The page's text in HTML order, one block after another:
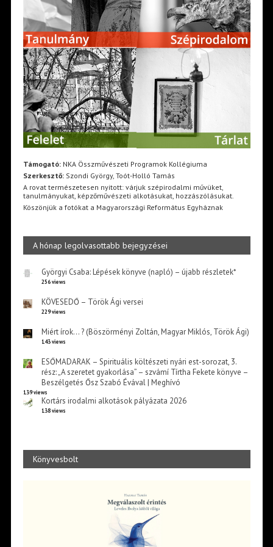
Támogató:NKA Összművészeti Programok Kollégiuma
Szerkesztő:Szondi György, Toót-Holló Tamás
A rovat természetesen nyitott: várjuk szépirodalmi művüket,
tanulmányukat, képzőművészeti alkotásukat, hozzászólásukat.
Köszönjük a fotókat a Magyarországi Református Egyháznak
A hónap legolvasottabb bejegyzései
Györgyi Csaba: Lépések könyve (napló) – újabb részletek*
256 views
KÖVESEDŐ – Török Ági versei
229 views
Miért írok… ? (Böszörményi Zoltán, Magyar Miklós, Török Ági)
143 views
ESŐMADARAK – Spirituális költészeti nyári est-sorozat, 3.
rész: „A szeretet gyakorlása” – szvámí Tírtha Fekete könyve –
Beszélgetés Ősz Szabó Évával | Meghívó
139 views
Kortárs irodalmi alkotások pályázata 2026
138 views
Könyvesbolt